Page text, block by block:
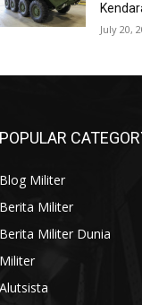
July 20,
POPULAR
Blog Militer
Berita Militer
Berita Militer Dunia
Militer
Alutsista